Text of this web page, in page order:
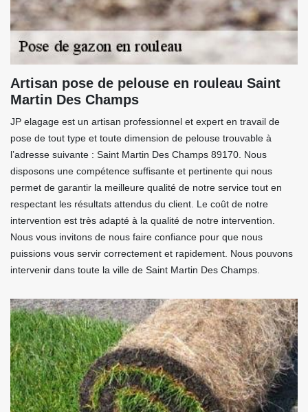
Artisan pose de pelouse en rouleau Saint
Martin Des Champs
JP elagage est un artisan professionnel et expert en travail de
pose de tout type et toute dimension de pelouse trouvable à
l’adresse suivante : Saint Martin Des Champs 89170. Nous
disposons une compétence suffisante et pertinente qui nous
permet de garantir la meilleure qualité de notre service tout en
respectant les résultats attendus du client. Le coût de notre
intervention est très adapté à la qualité de notre intervention.
Nous vous invitons de nous faire confiance pour que nous
puissions vous servir correctement et rapidement. Nous pouvons
intervenir dans toute la ville de Saint Martin Des Champs.